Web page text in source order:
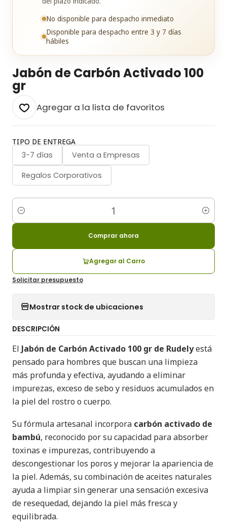
No disponible para despacho inmediato
Disponible para despacho entre 3 y 7 días
hábiles
Jabón de Carbón Activado 100
gr
Agregar a la lista de favoritos
TIPO DE ENTREGA
3-7 días
Venta a Empresas
Regalos Corporativos
Cantidad
Agregar al Carro
Comprar ahora
Solicitar presupuesto
Mostrar stock de ubicaciones
DESCRIPCIÓN
El Jabón de Carbón Activado 100 gr de Rudelyestá
pensado para hombres que buscan una limpieza
más profunda y efectiva, ayudando a eliminar
impurezas, exceso de sebo y residuos acumulados en
la piel del rostro o cuerpo.
Su fórmula artesanal incorpora carbón activado de
bambú, reconocido por su capacidad para absorber
toxinas e impurezas, contribuyendo a
descongestionar los poros y mejorar la apariencia de
la piel. Además, su combinación de aceites naturales
ayuda a limpiar sin generar una sensación excesiva
de resequedad, dejando la piel más fresca y
equilibrada.